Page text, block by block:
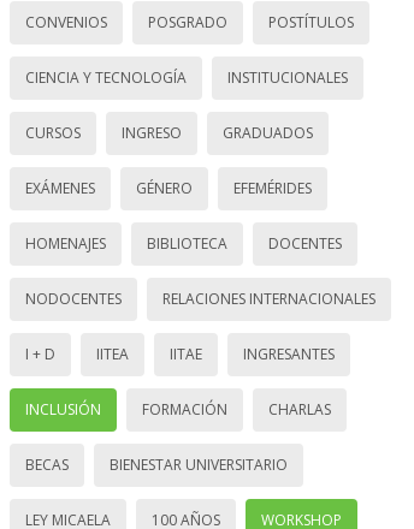
CONVENIOS POSGRADO POSTÍTULOS
CIENCIA Y TECNOLOGÍA INSTITUCIONALES
CURSOS INGRESO GRADUADOS
EXÁMENES GÉNERO EFEMÉRIDES
HOMENAJES BIBLIOTECA DOCENTES
NODOCENTES RELACIONES INTERNACIONALES
I + D IITEA IITAE INGRESANTES
INCLUSIÓN FORMACIÓN CHARLAS
BECAS BIENESTAR UNIVERSITARIO
LEY MICAELA 100 AÑOS WORKSHOP